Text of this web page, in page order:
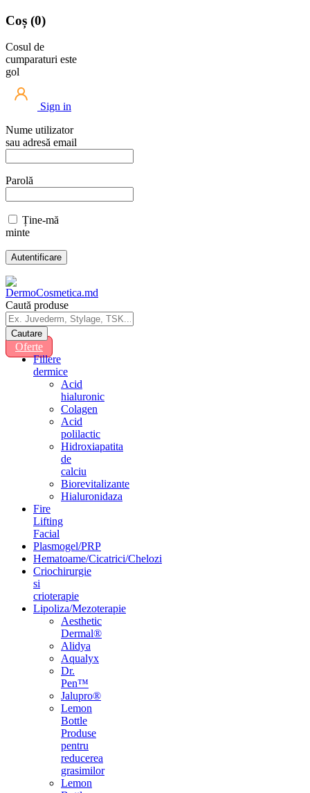
Coș (0)
Cosul de
cumparaturi este
gol
Sign in
Nume utilizator
sau adresă email
Parolă
Ține-mă
minte
Caută produse
Oferte
Fillere
dermice
Acid
hialuronic
Colagen
Acid
polilactic
Hidroxiapatita
de
calciu
Biorevitalizante
Hialuronidaza
Fire
Lifting
Facial
Plasmogel/PRP
Hematoame/Cicatrici/Chelozi
Criochirurgie
si
crioterapie
Lipoliza/Mezoterapie
Aesthetic
Dermal®
Alidya
Aqualyx
Dr.
Pen™
Jalupro®
Lemon
Bottle
Produse
pentru
reducerea
grasimilor
Lemon